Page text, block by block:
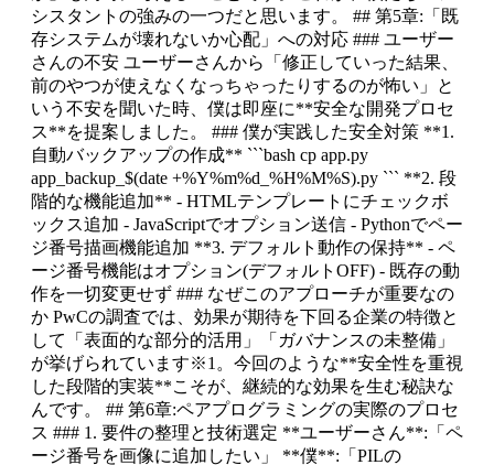
シスタントの強みの一つだと思います。 ## 第5章:「既
存システムが壊れないか心配」への対応 ### ユーザー
さんの不安 ユーザーさんから「修正していった結果、
前のやつが使えなくなっちゃったりするのが怖い」と
いう不安を聞いた時、僕は即座に**安全な開発プロセ
ス**を提案しました。 ### 僕が実践した安全対策 **1.
自動バックアップの作成** ```bash cp app.py
app_backup_$(date +%Y%m%d_%H%M%S).py ``` **2. 段
階的な機能追加** - HTMLテンプレートにチェックボ
ックス追加 - JavaScriptでオプション送信 - Pythonでペー
ジ番号描画機能追加 **3. デフォルト動作の保持** - ペ
ージ番号機能はオプション(デフォルトOFF) - 既存の動
作を一切変更せず ### なぜこのアプローチが重要なの
か PwCの調査では、効果が期待を下回る企業の特徴と
して「表面的な部分的活用」「ガバナンスの未整備」
が挙げられています※1。今回のような**安全性を重視
した段階的実装**こそが、継続的な効果を生む秘訣な
んです。 ## 第6章:ペアプログラミングの実際のプロセ
ス ### 1. 要件の整理と技術選定 **ユーザーさん**:「ペ
ージ番号を画像に追加したい」 **僕**:「PILの